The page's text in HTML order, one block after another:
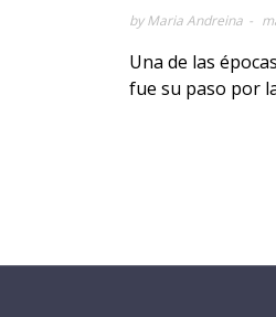
by Maria Andreina
Una de las
fue su paso por